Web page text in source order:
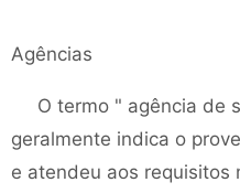
Agências
O termo " agência de
geralmente indica o
e atendeu aos requisitos